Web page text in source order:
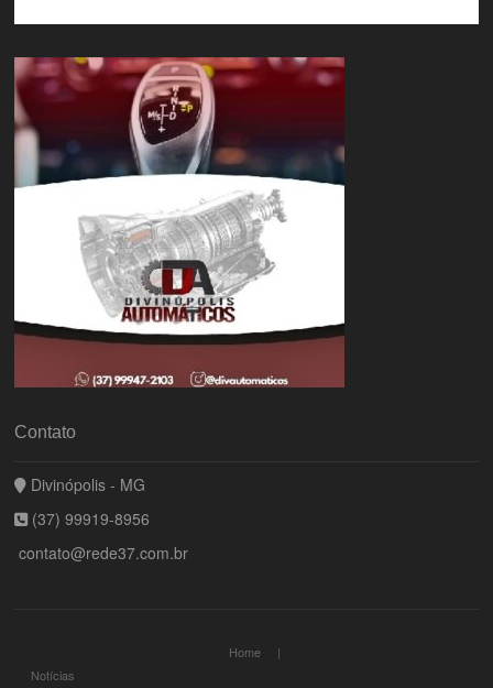
Contato
Divinópolis - MG
(37) 99919-8956
contato@rede37.com.br
Home
Notícias